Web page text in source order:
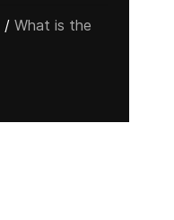
/ What is the